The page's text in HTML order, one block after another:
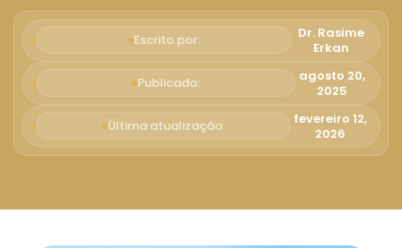
Türkçe
Italiano
Română
Русский
Svenska
Escrito por:
Dr. Rasime
Erkan
Publicado:
agosto 20,
2025
Última atualização:
fevereiro 12,
2026